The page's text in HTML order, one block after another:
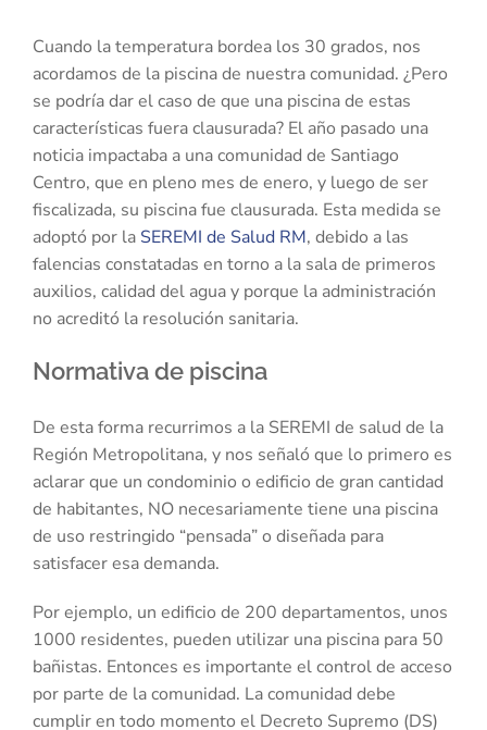
Contáctanos
Larger
Image
Cuando la temperatura bordea los 30 grados, nos
acordamos de la piscina de nuestra comunidad. ¿Pero
se podría dar el caso de que una piscina de estas
características fuera clausurada? El año pasado una
noticia impactaba a una comunidad de Santiago
Centro, que en pleno mes de enero, y luego de ser
fiscalizada, su piscina fue clausurada. Esta medida se
adoptó por la SEREMI de Salud RM, debido a las
falencias constatadas en torno a la sala de primeros
auxilios, calidad del agua y porque la administración
no acreditó la resolución sanitaria.
Normativa de piscina
De esta forma recurrimos a la SEREMI de salud de la
Región Metropolitana, y nos señaló que lo primero es
aclarar que un condominio o edificio de gran cantidad
de habitantes, NO necesariamente tiene una piscina
de uso restringido “pensada” o diseñada para
satisfacer esa demanda.
Por ejemplo, un edificio de 200 departamentos, unos
1000 residentes, pueden utilizar una piscina para 50
bañistas. Entonces es importante el control de acceso
por parte de la comunidad. La comunidad debe
cumplir en todo momento el Decreto Supremo (DS)